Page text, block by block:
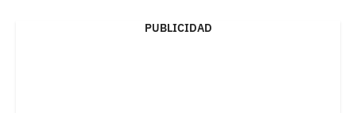
PUBLICIDAD